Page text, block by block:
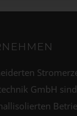
GmbH